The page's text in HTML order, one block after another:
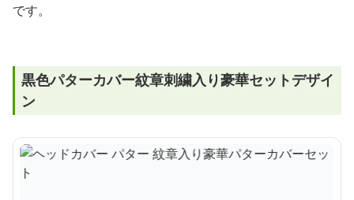
です。
黒色パターカバー紋章刺繍入り豪華セットデザイ
ン